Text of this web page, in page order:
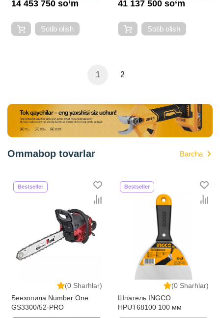
14 453 750 so‘m
Sotib olish
41 137 500 so‘m
Sotib olish
1 2
Ommabop tovarlar Barcha
(0 Sharhlar)
Bestseller
Бензопила Number One
GS3300/52-PRO
(0 Sharhlar)
Bestseller
Шпатель INGCO
HPUT68100 100 мм